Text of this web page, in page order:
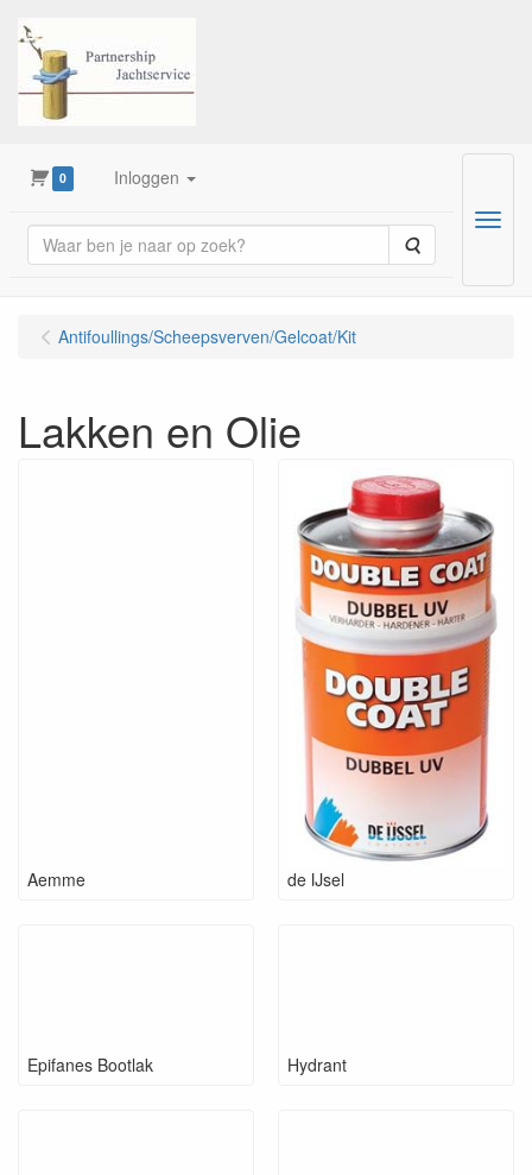
0 Inloggen
Zoeken
Menu
Antifoullings/Scheepsverven/Gelcoat/Kit
Lakken en Olie
Aemme de IJsel
Epifanes Bootlak Hydrant